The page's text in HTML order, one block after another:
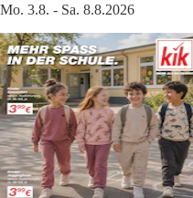
Mo. 3.8. - Sa. 8.8.2026